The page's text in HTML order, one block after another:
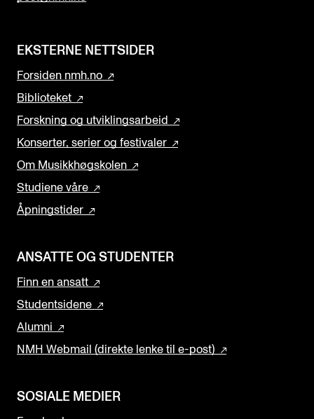
EKSTERNE NETTSIDER
Forsiden nmh.no
Biblioteket
Forskning og utviklingsarbeid
Konserter, serier og festivaler
Om Musikkhøgskolen
Studiene våre
Åpningstider
ANSATTE OG STUDENTER
Finn en ansatt
Studentsidene
Alumni
NMH Webmail (direkte lenke til e-post)
SOSIALE MEDIER